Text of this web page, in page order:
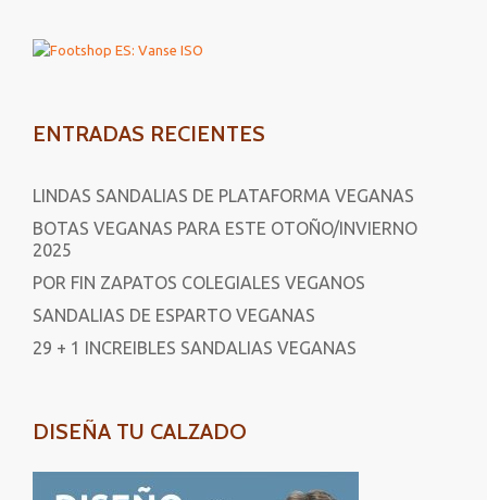
ENTRADAS RECIENTES
LINDAS SANDALIAS DE PLATAFORMA VEGANAS
BOTAS VEGANAS PARA ESTE OTOÑO/INVIERNO
2025
POR FIN ZAPATOS COLEGIALES VEGANOS
SANDALIAS DE ESPARTO VEGANAS
29 + 1 INCREIBLES SANDALIAS VEGANAS
DISEÑA TU CALZADO